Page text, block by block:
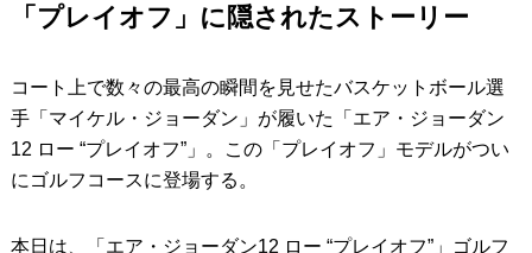
「プレイオフ」に隠されたストーリー
コート上で数々の最高の瞬間を見せたバスケットボール選
手「マイケル・ジョーダン」が履いた「エア・ジョーダン
12 ロー “プレイオフ”」。この「プレイオフ」モデルがつい
にゴルフコースに登場する。
本日は、「エア・ジョーダン12 ロー “プレイオフ”」ゴルフ
PUTTERS パター
OTHER その他
Editor’s Picks 編集部のおすすめ
Our Team 私たちのチーム